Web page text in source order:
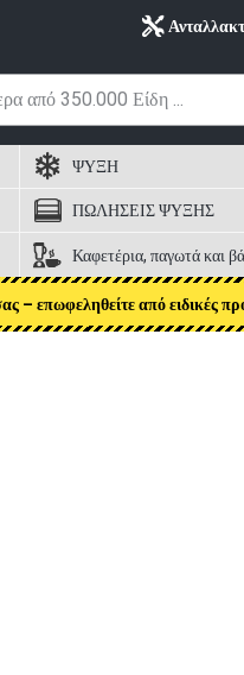
ΨΥΞΗ
ΠΩΛΗΣΕΙΣ ΨΥΞΗΣ
– επωφεληθείτε από ειδικές